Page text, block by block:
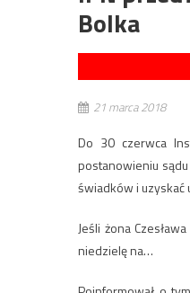
Bolka
21 marca 2018
Do 30 czerwca
postanowieniu
świadków i uzyskać
Jeśli żona
niedzielę na…